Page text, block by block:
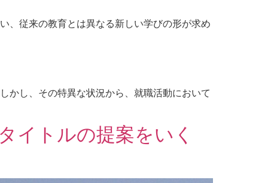
、従来の教育とは異なる新しい学びの形が求め
かし、その特異な状況から、就職活動において
イトルの提案をいく